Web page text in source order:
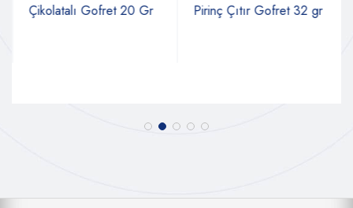
Çikolatalı Gofret 20 Gr
Pirinç Çıtır Gofret 32 ​​gr